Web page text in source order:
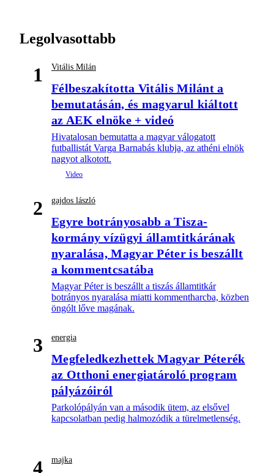
Legolvasottabb
1 Vitális Milán
Félbeszakította Vitális Milánt a
bemutatásán, és magyarul kiáltott
az AEK elnöke + videó
Hivatalosan bemutatta a magyar válogatott
futballistát Varga Barnabás klubja, az athéni elnök
nagyot alkotott.
2 gajdos lászló
Egyre botrányosabb a Tisza-
kormány vízügyi államtitkárának
nyaralása, Magyar Péter is beszállt
a kommentcsatába
Magyar Péter is beszállt a tiszás államtitkár
botrányos nyaralása miatti kommentharcba, közben
öngólt lőve magának.
3 energia
Megfeledkezhettek Magyar Péterék
az Otthoni energiatároló program
pályázóiról
Parkolópályán van a második ütem, az elsővel
kapcsolatban pedig halmozódik a türelmetlenség.
4 majka